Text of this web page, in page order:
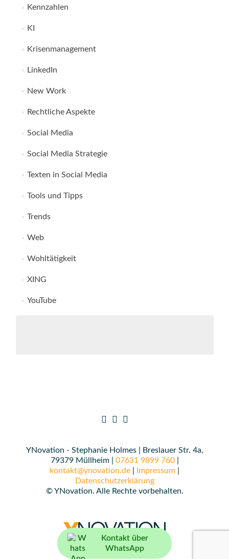
Kennzahlen
KI
Krisenmanagement
LinkedIn
New Work
Rechtliche Aspekte
Social Media
Social Media Strategie
Texten in Social Media
Tools und Tipps
Trends
Web
Wohltätigkeit
XING
YouTube
YNovation - Stephanie Holmes | Breslauer Str. 4a,
79379 Müllheim | 07631 9899 760|
kontakt@ynovation.de
Impressum
Datenschutzerklärung
© YNovation. Alle Rechte vorbehalten.
Kontakt über
WhatsApp